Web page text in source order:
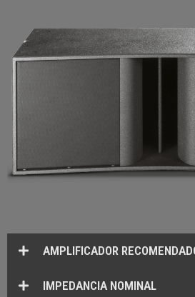
AMPLIFICADOR
IMPEDANCIA NOMINAL